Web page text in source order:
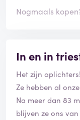
Nogmaals
In en in
Het zijn
Ze hebben al
Na meer dan 83
blijven ze ons